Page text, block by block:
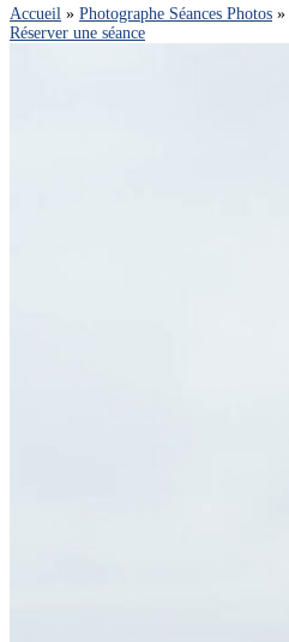
Accueil » Photographe Séances Photos »
Réserver une séance